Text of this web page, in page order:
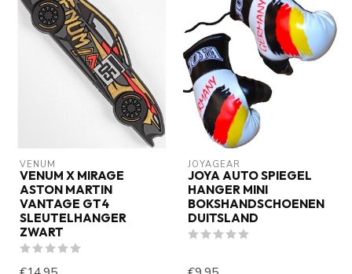
VENUM
VENUM X MIRAGE
ASTON MARTIN
VANTAGE GT4
SLEUTELHANGER
ZWART
JOYAGEAR
JOYA AUTO SPIEGEL
HANGER MINI
BOKSHANDSCHOENEN
DUITSLAND